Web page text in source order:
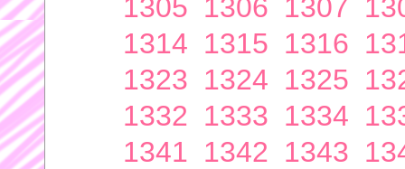
1305 1306 1307
1314 1315 1316
1323 1324 1325
1332 1333 1334
1341 1342 1343